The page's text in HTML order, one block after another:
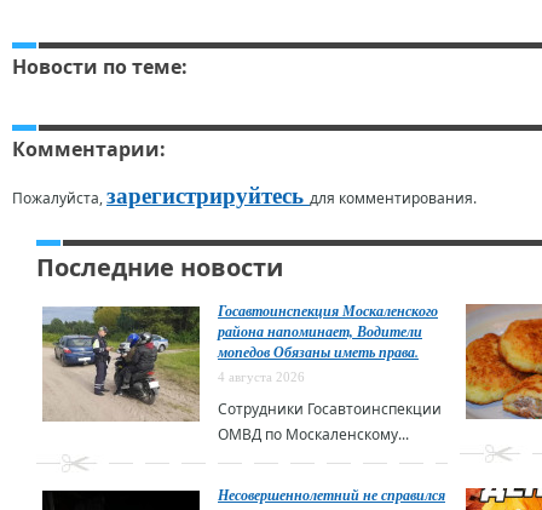
Новости по теме:
Комментарии:
Пожалуйста,зарегистрируйтесь для комментирования.
Последние новости
Госавтоинспекция Москаленского
района напоминает, Водители
мопедов Обязаны иметь права.
4 августа 2026
Сотрудники Госавтоинспекции
ОМВД по Москаленскому...
Несовершеннолетний не справился